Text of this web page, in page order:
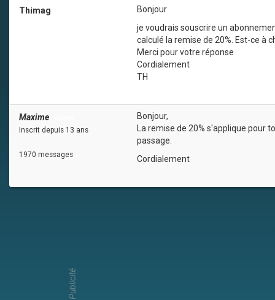
Thimag
Bonjour
je voudrais souscrire un
calculé la remise de 20%. Est-ce à
Merci pour votre réponse
Cordialement
TH
Maxime
Inscrit depuis 13 ans
1970 messages
Bonjour,
La remise de 20% s'applique pour
passage.
Cordialement
Publicité